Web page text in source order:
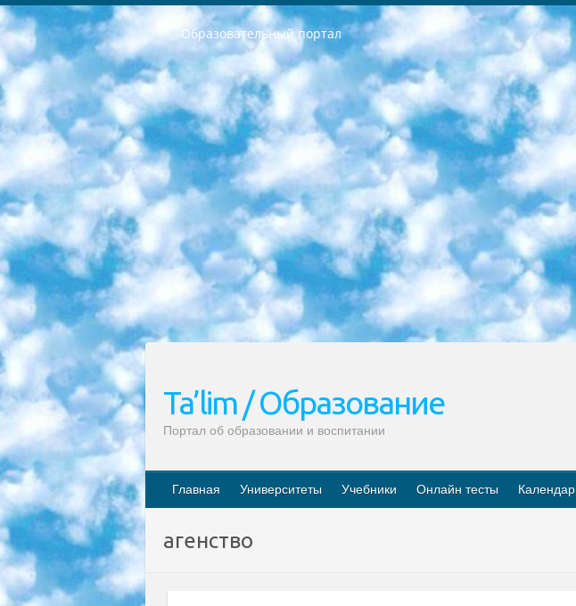
Образовательный портал
РЕСПУБЛИКА УЗБЕКИСТАН МИНИСТРЕРСТВО ДОШКОЛЬНОГО И ШКОЛЬНОГО ОБРАЗОВАНИЯ КОМАНДА в общеобразовательных учреждениях в 2023-2024 учебном году организация и проведение итоговой государственной аттестации обучающихся о Министра дошкольного и школьного образования Республики Узбекистан от 4 марта 2008 года (постановлением Минюста от 20 марта 2008 года № 1778 государственной регистрации) «Итоговое состояние учащихся общего среднего образования на основании положения об утверждении положения об аттестации общего среднего образования выпускной экзамен студентов в образовательных учреждениях в 2023-2024 учебном году В целях организации и прохождения аттестации приказываю: 1. Следующее: перечень предметов, по которым будет проводиться итоговая государственная аттестация и экзамен формы перевода согласно приложению 1; сертификаты международного образца, оценивающие уровень владения иностранными языками перечень согласно приложению 2; 2. Педагогический при специализированных образовательных учреждениях. научно-практический центр квалификации и международной оценки (Д.Давидова) 2024 г. До 25 марта: задания по предметам, по которым будет проводиться итоговая аттестация разработка и утверждение технических условий; итоговая аттестация на основании разработанного предметного задания разработка вопросов по предметам (устно и письменно), экзамен передача; общеобразовательные средние школы и специальные учебные заведения учащиеся выпускных классов школ и интернатов в агентской системе подготовка базы данных экзаменационных материалов и критериев оценки; перевод базы экзаменационных материалов на все языки обучения подать в Республиканский образовательный центр для изготовления; варианты экзаменов на основе разработанных контрольных материалов пусть будут поставлены задачи формирования. 3. Республиканский образовательный центр (Ш.Худайкулов) до 5 апреля 2024 года. до: база данных предоставленных экзаменационных материалов на все языки обучения перевод и экспертиза; для слепых, слабовидящих, глухих, слабослышащих и умственно отсталых детей учащиеся выпускных классов специализированных школ и школ-интернатов база данных экзаменационных материалов на всех преподаваемых языках подготовка критериев оценки; специализированные школы для умственно отсталых детей и технологии для учащихся выпускных классов школ-интернатов разработка соответствующих рекомендаций и критериев проведения ЕГЭ по естествознанию давать задания. 4. Педагогический при специализированных образовательных учреждениях. Научно-практический центр навыков и международной оценки (Д.Давидова), Республика образовательный центр (Худайкулов Ш.) итоговый государственный аттестационный экзамен ориентирован на творческое и логическое мышление при подготовке базы материалов учитывать введение заданий. 5. Следует отметить, что: сертификат государственного образца о знании общеобразовательного предмета и как минимум национальный уровень B1 по предметам на иностранных языках, указанным в Приложении 2. или международно признанный сертификат эквивалентного уровня студенты, изучающие определенный предмет, освобождаются от экзамена; по соответствующим предметам запланирована итоговая государственная аттестация за день до дня, путем жеребьевки Рабочей группой (в письменной форме по предметам, проводимым в форме) из числа сформированных вариантов выбрано 2 варианта; 2 выбранных варианта экзамена анонсированы на официальном сайте министерства и все выпускники по всей стране на основе этих вариантов проводит итоговую государственную аттестацию. 6. Государственное образование учащихся средних общеобразовательных учреждений. знания в соответствии с квалификационными требованиями, которые необходимо приобрести на основании стандартов итоговый (выпускной) контроль для 9 и 11 классов в целях тестирования Экзамены (далее – экзамены) состоят из предметов, перечисленных в приложении 1. будет сделано. 7. Экзамены пройдут с 26 мая по 15 июня 2024 г. (кроме науки физического воспитания). 8. Физическая для учащихся 9 классов общесредних образовательных учреждений. Экзамены по предмету «Образование, квалификация медицина» 1-6 мая 2024 года. сотрудники перевести под присмотр (с отклонениями в физическом или умственном развитии) специализированная школа для детей, школы-интернаты и со сколиозом школы-интернаты санаторного типа для больных детей исключены). 9. Он был слепым, слабовидящим и имел нарушения опорно-двигательного аппарата. экзамены в специализированных школах и интернатах для детей должны проводиться исходя из
Ta’lim / Образование
Портал об образовании и воспитании
Главная Университеты Учебники Онлайн тесты
агенство